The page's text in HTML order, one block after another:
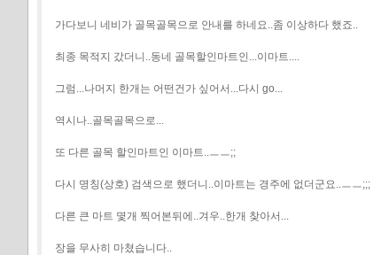
가다보니 네비가 골목골목으로 안내를 하네요..좀 이상하다 했죠..
최종 목적지 갔더니..동네 골목할인마트인...이마트....
그럼...나머지 한개는 어떤건가 싶어서...다시 go...
역시나..골목골목으로...
또 다른 골목 할인마트인 이마트..ㅡㅡ;;
다시 명칭(상호) 검색으로 했더니..이마트는 경주에 없더군요..ㅡㅡ;;;
다른 큰 마트 몇개 찍어본뒤에..겨우..한개 찾아서...
장을 무사히 마쳤습니다..